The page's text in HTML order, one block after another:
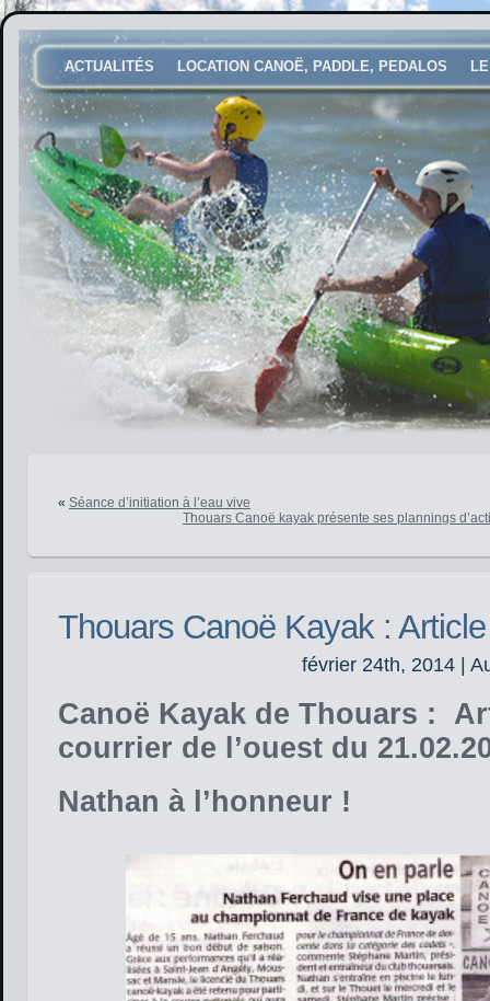
ACTUALITÉS LOCATION CANOË, PADDLE, PEDALOS
« Séance d’initiation à l’eau vive
Thouars Canoë kayak présente ses plannings
Thouars Canoë Kayak :
février 24th, 2014 |
Canoë Kayak de Thouars :
courrier de l’ouest du
Nathan à l’honneur !